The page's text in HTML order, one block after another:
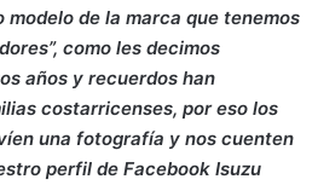
de la marca que tenemos
como les decimos
años y recuerdos han
costarricenses, por eso los
una fotografía y nos cuenten
perfil de Facebook Isuzu